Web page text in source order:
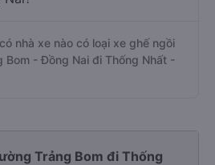
nhà xe nào có loại xe ghế ngồi
Bom - Đồng Nai đi Thống Nhất -
Trảng Bom đi Thống